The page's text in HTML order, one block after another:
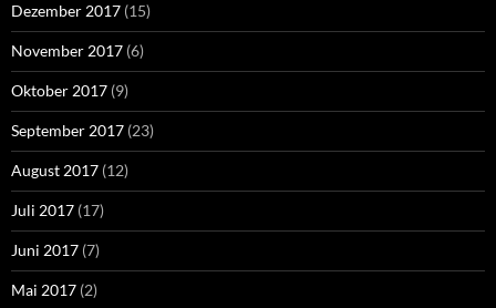
Dezember 2017 (15)
November 2017 (6)
Oktober 2017 (9)
September 2017 (23)
August 2017 (12)
Juli 2017 (17)
Juni 2017 (7)
Mai 2017 (2)